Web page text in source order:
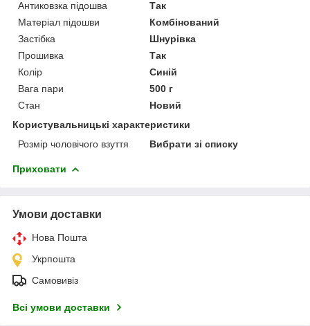
Антиковзка підошва
Так
Матеріал підошви
Комбінований
Застібка
Шнурівка
Прошивка
Так
Колір
Синій
Вага пари
500 г
Стан
Новий
Користувальницькі характеристики
Розмір чоловічого взуття
Вибрати зі списку
Приховати
Умови доставки
Нова Пошта
Укрпошта
Самовивіз
Всі умови доставки